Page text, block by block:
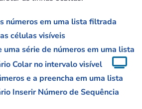
números em uma lista filtrada
células visíveis
uma série de números em uma lista
Colar no intervalo visível
e a preencha em uma lista
Inserir Número de Sequência